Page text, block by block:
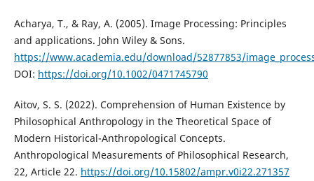
Acharya, T., & Ray, A. (2005). Image Processing: Principles
and applications. John Wiley & Sons.
https://www.academia.edu/download/52877853/
DOI: https://doi.org/10.1002/0471745790
Aitov, S. S. (2022). Comprehension of Human Existence by
Philosophical Anthropology in the Theoretical Space of
Modern Historical-Anthropological Concepts.
Anthropological Measurements of Philosophical Research,
22, Article 22. https://doi.org/10.15802/ampr.v0i22.271357